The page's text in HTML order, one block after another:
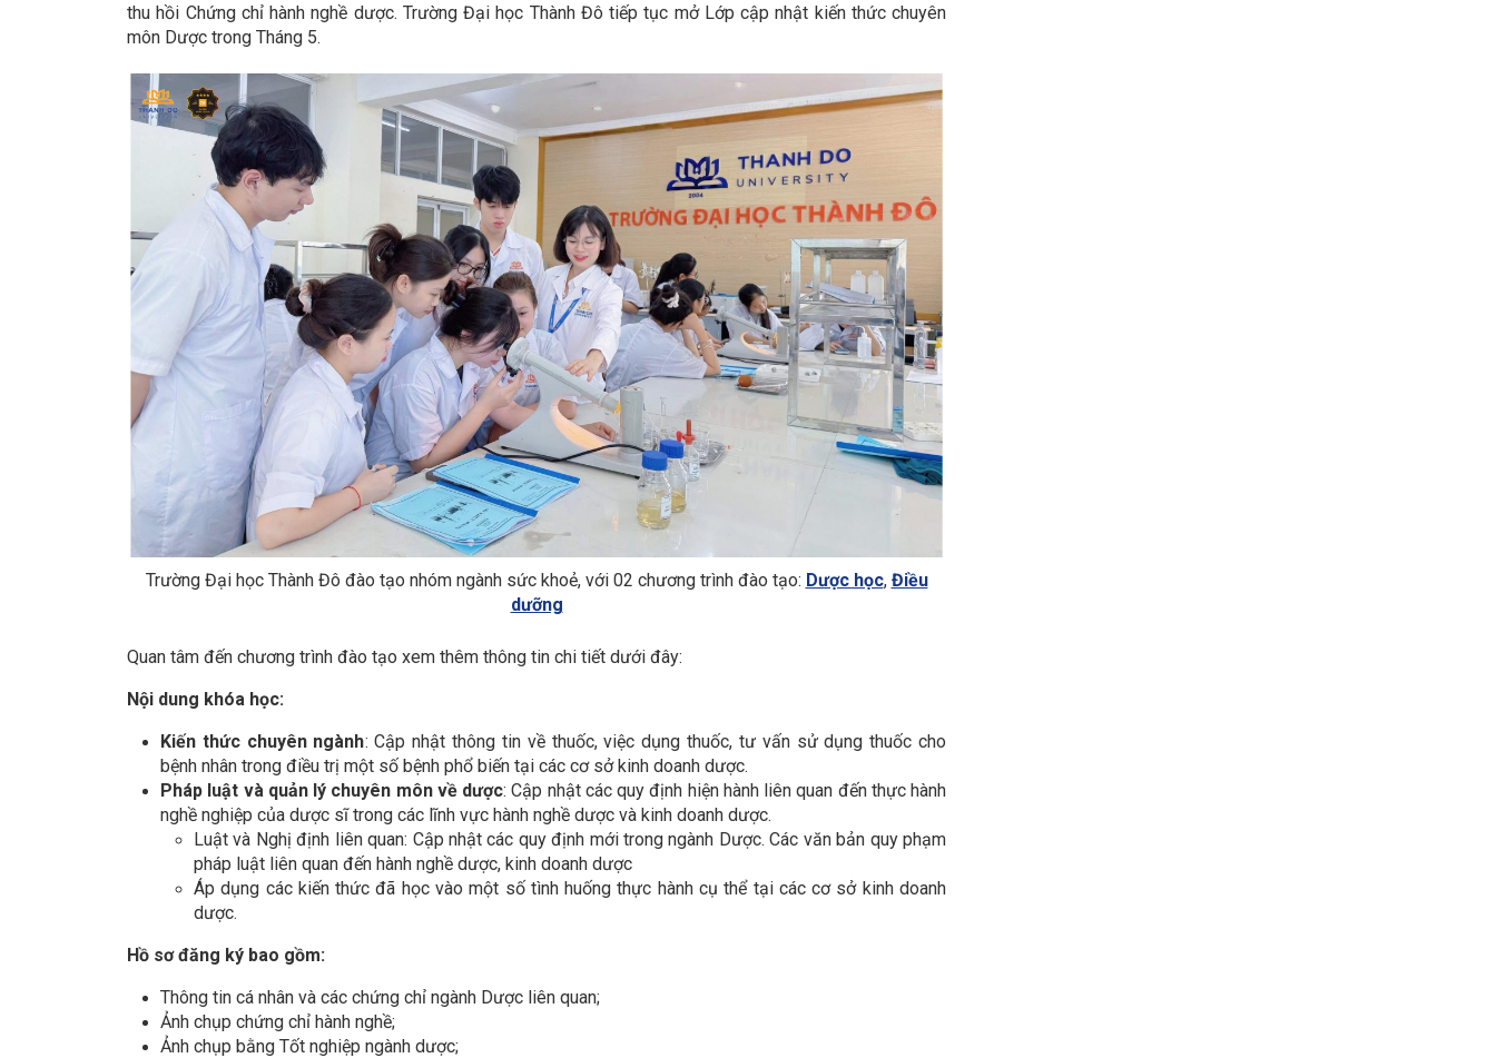
thu hồi Chứng chỉ hành nghề dược. Trường Đại học Thành Đô tiếp tục mở Lớp cập nhật kiến thức chuyên
môn Dược trong Tháng 5.
Trường Đại học Thành Đô đào tạo nhóm ngành sức khoẻ, với 02 chương trình đào tạo: Dược học, Điều
dưỡng
Quan tâm đến chương trình đào tạo xem thêm thông tin chi tiết dưới đây:
Nội dung khóa học:
Kiến thức chuyên ngành: Cập nhật thông tin về thuốc, việc dụng thuốc, tư vấn sử dụng thuốc cho
bệnh nhân trong điều trị một số bệnh phổ biến tại các cơ sở kinh doanh dược.
Pháp luật và quản lý chuyên môn về dược: Cập nhật các quy định hiện hành liên quan đến thực hành
nghề nghiệp của dược sĩ trong các lĩnh vực hành nghề dược và kinh doanh dược.
Luật và Nghị định liên quan: Cập nhật các quy định mới trong ngành Dược. Các văn bản quy phạm
pháp luật liên quan đến hành nghề dược, kinh doanh dược
Áp dụng các kiến thức đã học vào một số tình huống thực hành cụ thể tại các cơ sở kinh doanh
dược.
Hồ sơ đăng ký bao gồm:
Thông tin cá nhân và các chứng chỉ ngành Dược liên quan;
Ảnh chụp chứng chỉ hành nghề;
Ảnh chụp bằng Tốt nghiệp ngành dược;